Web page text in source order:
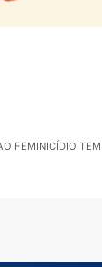
FEMINICÍDIO